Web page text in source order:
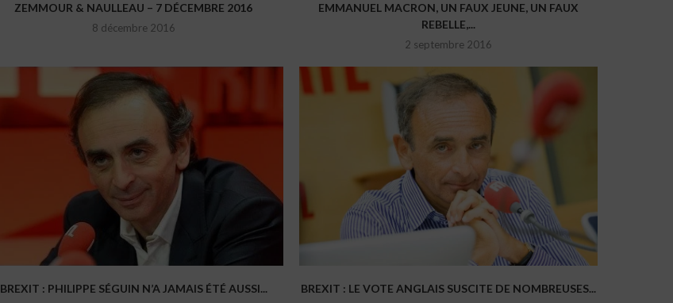
ZEMMOUR & NAULLEAU – 7 DÉCEMBRE 2016
8 décembre 2016
EMMANUEL MACRON, UN FAUX JEUNE, UN FAUX
REBELLE,...
2 septembre 2016
BREXIT : PHILIPPE SÉGUIN N’A JAMAIS ÉTÉ AUSSI... BREXIT : LE VOTE ANGLAIS SUSCITE DE NOMBREUSES...